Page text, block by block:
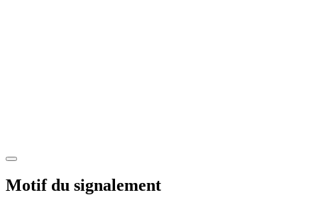
Motif du signalement